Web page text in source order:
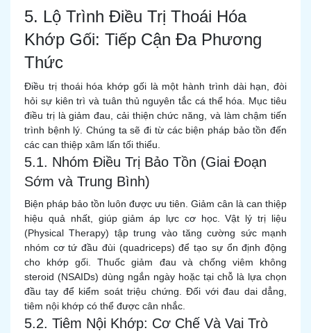
5. Lộ Trình Điều Trị Thoái Hóa
Khớp Gối: Tiếp Cận Đa Phương
Thức
Điều trị thoái hóa khớp gối là một hành trình dài hạn, đòi
hỏi sự kiên trì và tuân thủ nguyên tắc cá thể hóa. Mục tiêu
điều trị là giảm đau, cải thiện chức năng, và làm chậm tiến
trình bệnh lý. Chúng ta sẽ đi từ các biện pháp bảo tồn đến
các can thiệp xâm lấn tối thiểu.
5.1. Nhóm Điều Trị Bảo Tồn (Giai Đoạn
Sớm và Trung Bình)
Biện pháp bảo tồn luôn được ưu tiên. Giảm cân là can thiệp
hiệu quả nhất, giúp giảm áp lực cơ học. Vật lý trị liệu
(Physical Therapy) tập trung vào tăng cường sức mạnh
nhóm cơ tứ đầu đùi (quadriceps) để tạo sự ổn định động
cho khớp gối. Thuốc giảm đau và chống viêm không
steroid (NSAIDs) dùng ngắn ngày hoặc tại chỗ là lựa chọn
đầu tay để kiểm soát triệu chứng. Đối với đau dai dẳng,
tiêm nội khớp có thể được cân nhắc.
5.2. Tiêm Nội Khớp: Cơ Chế Và Vai Trò